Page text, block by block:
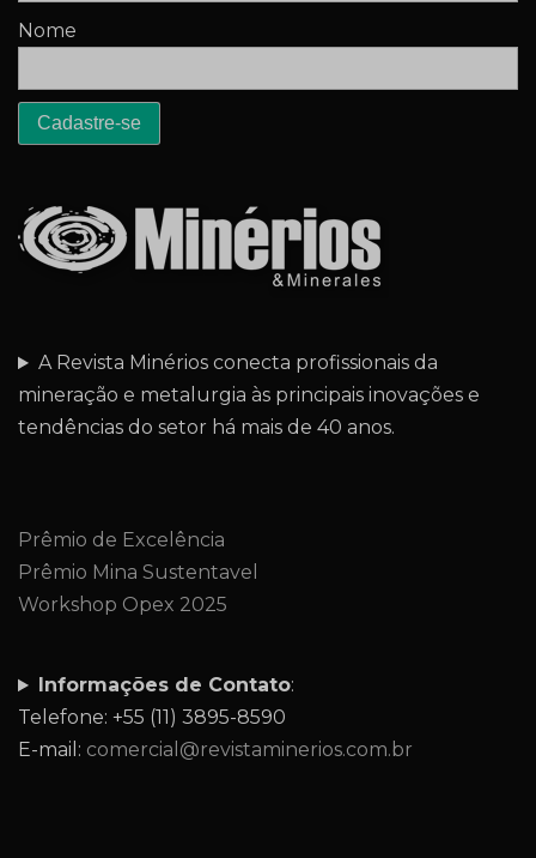
Nome
A Revista Minérios conecta profissionais da
mineração e metalurgia às principais inovações e
tendências do setor há mais de 40 anos.
Prêmio de Excelência
Prêmio Mina Sustentavel
Workshop Opex 2025
Informações de Contato:
Telefone: +55 (11) 3895-8590
E-mail: comercial@revistaminerios.com.br